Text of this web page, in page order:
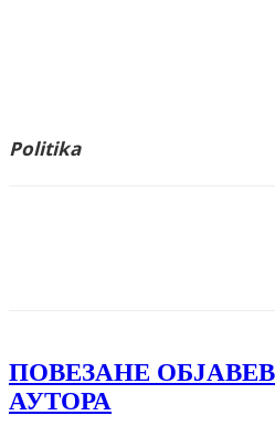
Politika
ПОВЕЗАНЕ ОБЈАВЕ
АУТОРА